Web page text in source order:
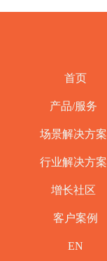
首页
产品/服务
场景解决方案
行业解决方案
增长社区
客户案例
EN